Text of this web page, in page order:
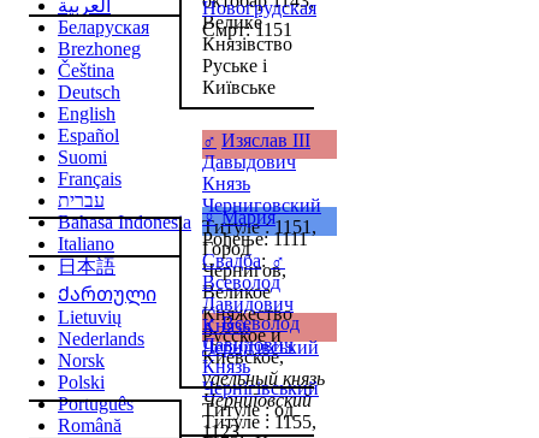
Велике
Князівство
Руське і
Київське
Новогрудская
Смрт: 1151
♂ Изяслав III
Давыдович
Князь
Черниговский
Титуле : 1151,
Город
Чернигов,
Великое
Княжество
Русское и
Киевское,
удельный князь
Черниговский
Титуле : 1155,
♀ Мария
Рођење: 1111
Свадба: ♂
Всеволод
Давидович
Князь
Чернігівський
♂ Всеволод
Давидович
Князь
Чернігівський
Титуле : од
1123,
العربية
Беларуская
Brezhoneg
Čeština
Deutsch
English
Español
Suomi
Français
עברית
Bahasa Indonesia
Italiano
日本語
Ქართული
Lietuvių
Nederlands
Norsk
Polski
Português
Română